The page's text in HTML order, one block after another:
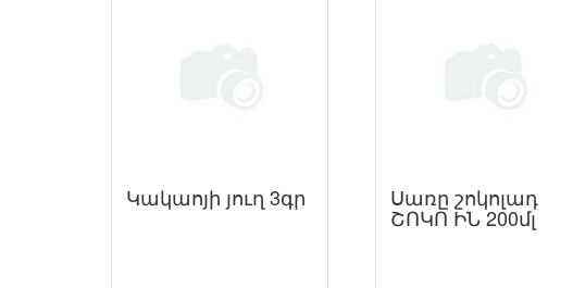
Կակաոյի յուղ 3գր Սառը շոկոլադ
ՇՈԿՈ ԻՆ 200մլ